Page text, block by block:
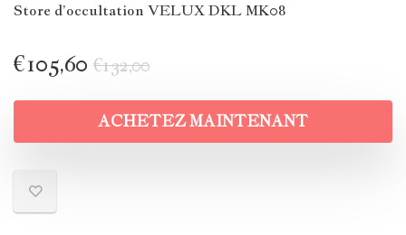
Store d’occultation VELUX DKL MK08
€132,00
€105,60
ACHETEZ MAINTENANT